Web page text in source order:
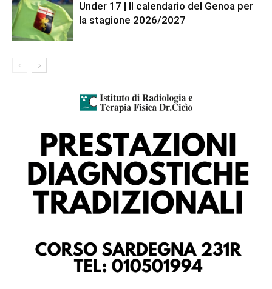
Under 17 | Il calendario del Genoa per
la stagione 2026/2027